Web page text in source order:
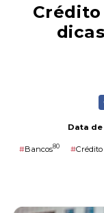
Data
#Bancos80 #Crédito